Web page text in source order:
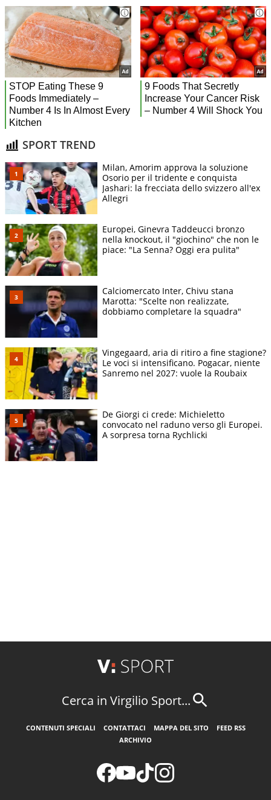
SPORT TREND
Milan, Amorim approva la soluzione
Osorio per il tridente e conquista
Jashari: la frecciata dello svizzero all'ex
Allegri
Europei, Ginevra Taddeucci bronzo
nella knockout, il "giochino" che non le
piace: "La Senna? Oggi era pulita"
Calciomercato Inter, Chivu stana
Marotta: "Scelte non realizzate,
dobbiamo completare la squadra"
Vingegaard, aria di ritiro a fine stagione?
Le voci si intensificano. Pogacar, niente
Sanremo nel 2027: vuole la Roubaix
De Giorgi ci crede: Michieletto
convocato nel raduno verso gli Europei.
A sorpresa torna Rychlicki
Cerca in Virgilio Sport...
CONTENUTI SPECIALI CONTATTACI MAPPA DEL SITO
FEED RSS
ARCHIVIO